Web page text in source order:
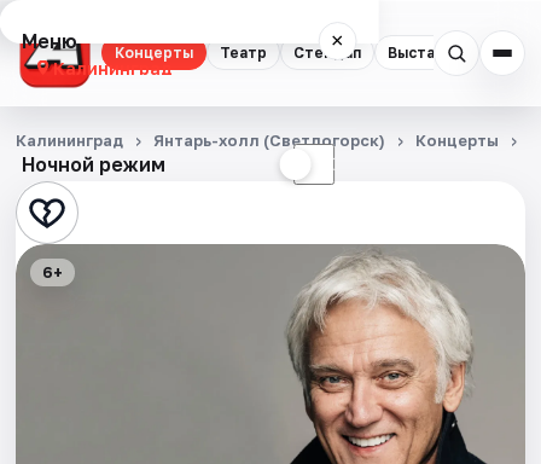
Концерты Театр Стендап Выставки
Меню ×
Калининград
Концерты
Театр
Стендап
Ночной режим ☾
Калининград Янтарь-холл (Светлогорск) Концерты
6+